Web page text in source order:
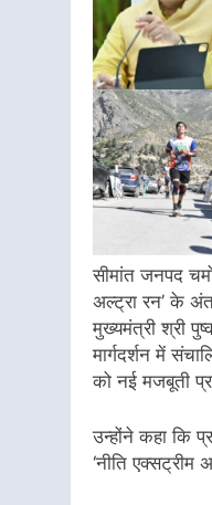
सीमांत जनपद
अल्ट्रा रन’ के
मुख्यमंत्री श्री
मार्गदर्शन में
को नई मजबूती
उन्होंने कहा कि
‘नीति